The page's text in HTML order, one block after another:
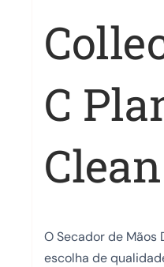
C
Clean
O Secador de Mãos
escolha de